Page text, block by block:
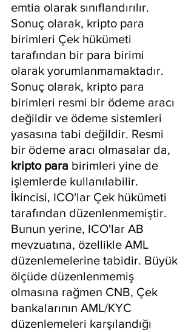
emtia olarak sınıflandırılır.
Sonuç olarak, kripto para
birimleri Çek hükümeti
tarafından bir para birimi
olarak yorumlanmamaktadır.
Sonuç olarak, kripto para
birimleri resmi bir ödeme aracı
değildir ve ödeme sistemleri
yasasına tabi değildir. Resmi
bir ödeme aracı olmasalar da,
kripto para birimleri yine de
işlemlerde kullanılabilir.
İkincisi, ICO'lar Çek hükümeti
tarafından düzenlenmemiştir.
Bunun yerine, ICO'lar AB
mevzuatına, özellikle AML
düzenlemelerine tabidir. Büyük
ölçüde düzenlenmemiş
olmasına rağmen CNB, Çek
bankalarının AML/KYC
düzenlemeleri karşılandığı